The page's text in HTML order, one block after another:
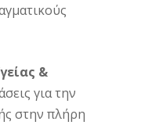
&
για την
στην πλήρη